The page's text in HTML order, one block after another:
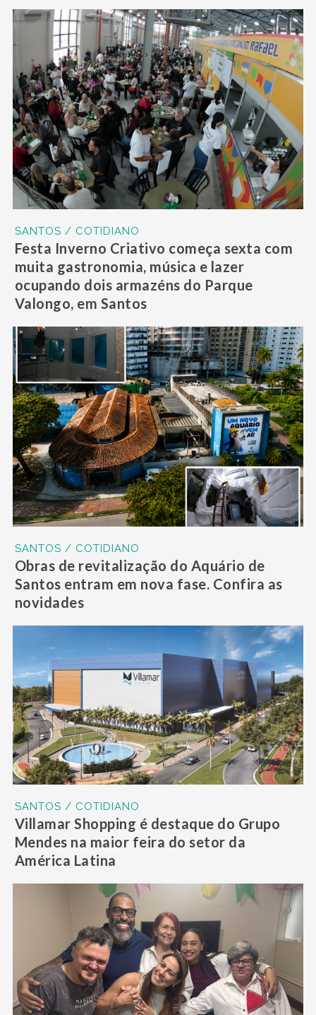
SANTOS / COTIDIANO
Festa Inverno Criativo começa sexta com
muita gastronomia, música e lazer
ocupando dois armazéns do Parque
Valongo, em Santos
SANTOS / COTIDIANO
Obras de revitalização do Aquário de
Santos entram em nova fase. Confira as
novidades
SANTOS / COTIDIANO
Villamar Shopping é destaque do Grupo
Mendes na maior feira do setor da
América Latina